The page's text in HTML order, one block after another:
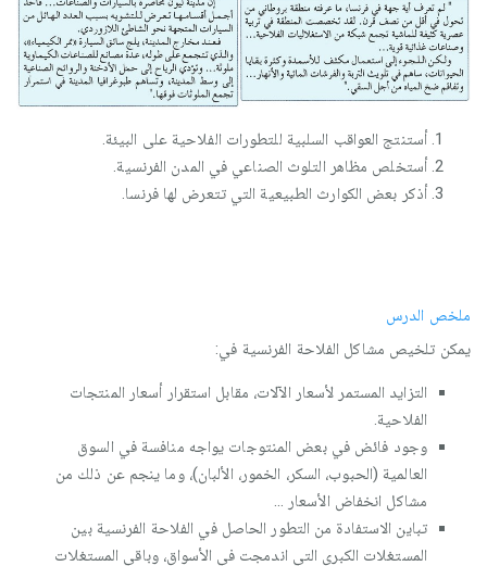
أستنتج العواقب السلبية للتطورات الفلاحية على البيئة.
أستخلص مظاهر التلوث الصناعي في المدن الفرنسية.
أذكر بعض الكوارث الطبيعية التي تتعرض لها فرنسا.
ملخص الدرس
يمكن تلخيص مشاكل الفلاحة الفرنسية في:
التزايد المستمر لأسعار الآلات، مقابل استقرار أسعار المنتجات
الفلاحية.
وجود فائض في بعض المنتوجات يواجه منافسة في السوق
العالمية (الحبوب، السكر، الخمور، الألبان)، وما ينجم عن ذلك من
مشاكل انخفاض الأسعار ...
تباين الاستفادة من التطور الحاصل في الفلاحة الفرنسية بين
المستغلات الكبرى التي اندمجت في الأسواق، وباقي المستغلات